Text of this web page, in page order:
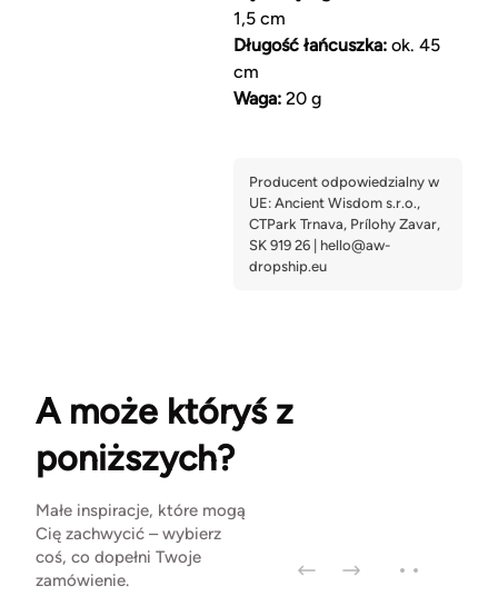
1,5 cm
Długość łańcuszka:ok. 45
cm
Waga:20 g
A może któryś z
poniższych?
Małe inspiracje, które mogą
Cię zachwycić – wybierz
coś, co dopełni Twoje
zamówienie.